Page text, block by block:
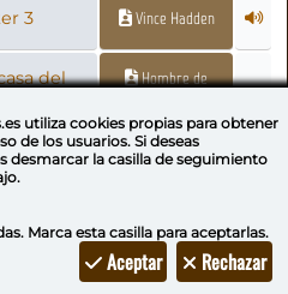
3 Vince Hadden
del
Hombre de
of
en la
Capitán Trueno
utiliza cookies propiaspara obtener
de los usuarios. Si deseas
desmarcar la casilla de seguimiento
Marca esta casilla para aceptarlas.
Rechazar
Aceptar